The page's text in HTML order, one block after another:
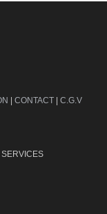
| CONTACT | C.G.V